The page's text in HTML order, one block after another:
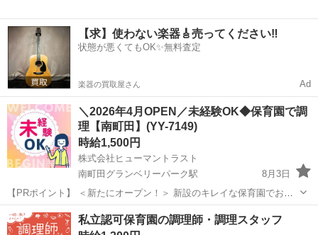
【求】使わない楽器🎸売ってください‼️
状態が悪くてもOK✨無料査定
楽器の買取屋さん Ad
＼2026年4月OPEN／未経験OK◆保育園で調
理【南町田】(YY-7149)
時給1,500円
株式会社ヒューマントラスト
南町田グランベリーパーク駅
8月3日
【PRポイント】 ＜新たにオープン！＞ 新設のキレイな保育園でお仕
事！ ・免許不要！未経験OK◎ ・「高津駅」から徒歩でアクセス！ ・
15：00定時×残業なし！ ・週4日～OK！ 【仕事内容】 保育園...
東京 町田市 南町田グランベリーパーク駅 キッチン
私立認可保育園の調理師・調理スタッフ